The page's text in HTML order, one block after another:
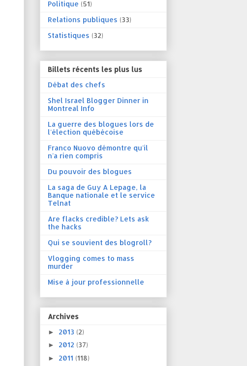
Politique (51)
Relations publiques (33)
Statistiques (32)
Billets récents les plus lus
Débat des chefs
Shel Israel Blogger Dinner in
Montreal Info
La guerre des blogues lors de
l'élection québécoise
Franco Nuovo démontre qu'il
n'a rien compris
Du pouvoir des blogues
La saga de Guy A Lepage, la
Banque nationale et le service
Telnat
Are flacks credible? Lets ask
the hacks
Qui se souvient des blogroll?
Vlogging comes to mass
murder
Mise à jour professionnelle
Archives
► 2013 (2)
► 2012 (37)
► 2011 (118)